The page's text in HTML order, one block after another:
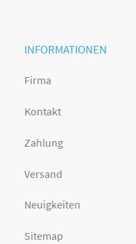
INFORMATIONEN
Firma
Kontakt
Zahlung
Versand
Neuigkeiten
Sitemap